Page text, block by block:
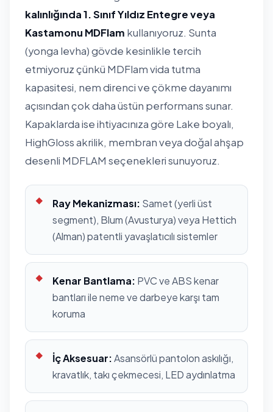
kalınlığında 1. Sınıf Yıldız Entegre veya
Kastamonu MDFlam kullanıyoruz. Sunta
(yonga levha) gövde kesinlikle tercih
etmiyoruz çünkü MDFlam vida tutma
kapasitesi, nem direnci ve çökme dayanımı
açısından çok daha üstün performans sunar.
Kapaklarda ise ihtiyacınıza göre Lake boyalı,
HighGloss akrilik, membran veya doğal ahşap
desenli MDFLAM seçenekleri sunuyoruz.
Ray Mekanizması: Samet (yerli üst
segment), Blum (Avusturya) veya Hettich
(Alman) patentli yavaşlatıcılı sistemler
Kenar Bantlama: PVC ve ABS kenar
bantları ile neme ve darbeye karşı tam
koruma
İç Aksesuar:Asansörlü pantolon askılığı,
kravatlık, takı çekmecesi, LED aydınlatma